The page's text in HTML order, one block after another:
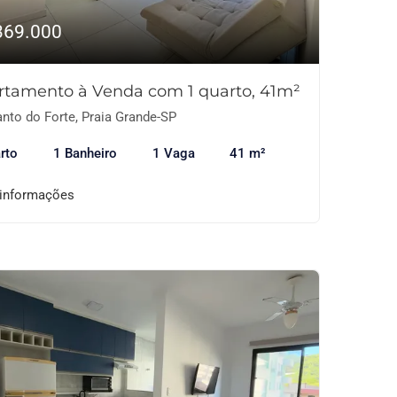
à Venda com 1 quarto, 41m²
do Forte, Praia Grande-SP
1 Banheiro 1 Vaga 41 m²